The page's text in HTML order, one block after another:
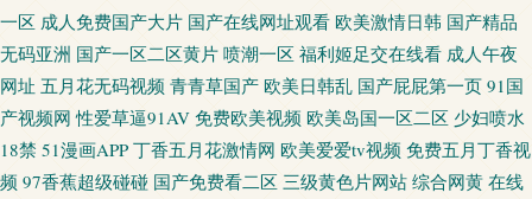
一区 成人免费国产大片 国产在线网址观看 欧美激情日韩 国产精品
无码亚洲 国产一区二区黄片 喷潮一区 福利姬足交在线看 成人午夜
网址 五月花无码视频 青青草国产 欧美日韩乱 国产屁屁第一页 91国
产视频网 性爱草逼91AV 免费欧美视频 欧美岛国一区二区 少妇喷水
18禁 51漫画APP 丁香五月花激情网 欧美爱爱tv视频 免费五月丁香视
频 97香蕉超级碰碰 国产免费看二区 三级黄色片网站 综合网黄 在线